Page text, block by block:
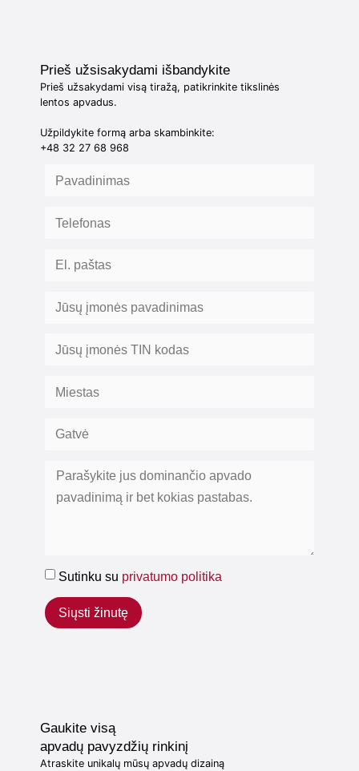
Prieš užsisakydami išbandykite
Prieš užsakydami visą tiražą, patikrinkite tikslinės
lentos apvadus.
Užpildykite formą arba skambinkite:
+48 32 27 68 968
Sutinku su privatumo politika
Siųsti žinutę
Gaukite visą
apvadų pavyzdžių rinkinį
Atraskite unikalų mūsų apvadų dizainą